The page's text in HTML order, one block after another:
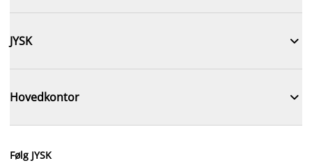
JYSK 
Hovedkontor 
Følg JYSK